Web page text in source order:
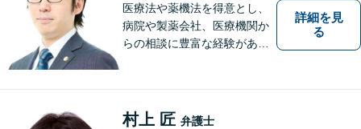
医療法や薬機法を得意とし、
病院や製薬会社、医療機関か
らの相談に豊富な経験があり
ニケーション力」「リサーチ
詳細を見
る
村上 匠 弁護士